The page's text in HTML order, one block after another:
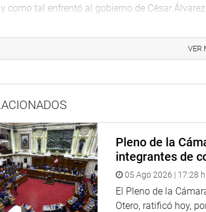
como tal enfrentó al gobierno de César
civil huaracina, así como en todos los
contra la corrupción.
de enero del 2016
CONGRESAL
VER
Pleno de la
integrantes de
05 Ago 2026 | 17:28 h
El Pleno de la
Otero, ratificó hoy,